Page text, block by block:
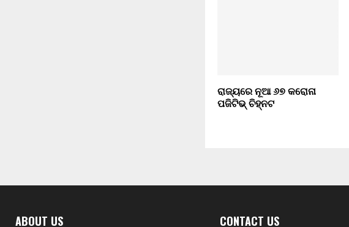
ରାଜ୍ୟରେ ନୂଆ ୬୭ କରୋନା
ପଜିଟିଭ୍ ଚିହ୍ନଟ
ABOUT US CONTACT US